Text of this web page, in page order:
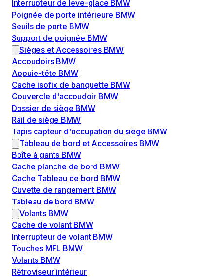
Interrupteur de lève-glace BMW
Poignée de porte intérieure BMW
Seuils de porte BMW
Support de poignée BMW
Sièges et Accessoires BMW
Accoudoirs BMW
Appuie-tête BMW
Cache isofix de banquette BMW
Couvercle d'accoudoir BMW
Dossier de siège BMW
Rail de siège BMW
Tapis capteur d'occupation du siège BMW
Tableau de bord et Accessoires BMW
Boîte à gants BMW
Cache planche de bord BMW
Cache Tableau de bord BMW
Cuvette de rangement BMW
Tableau de bord BMW
Volants BMW
Cache de volant BMW
Interrupteur de volant BMW
Touches MFL BMW
Volants BMW
Rétroviseur intérieur